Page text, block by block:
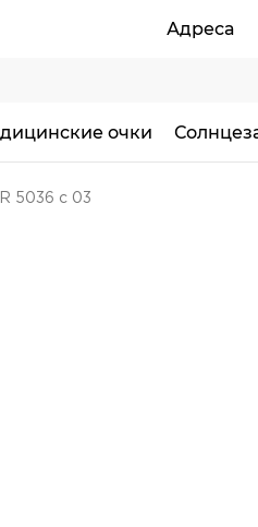
Адреса
очки
5036 c 03